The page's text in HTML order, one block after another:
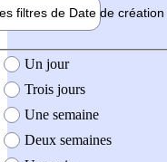
filtres de Date de création
création de l'offre
Un jour
Trois jours
Une semaine
Deux semaines